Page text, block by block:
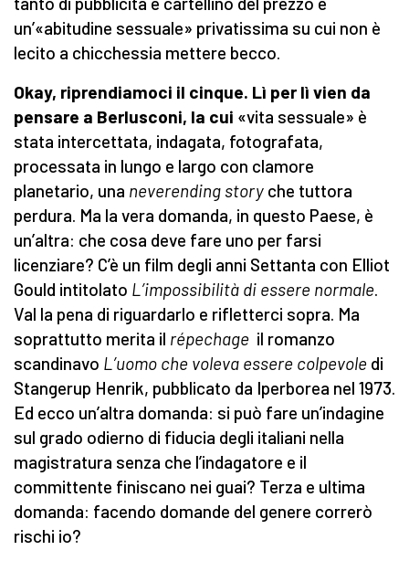
un’«abitudine sessuale» privatissima su cui non è
lecito a chicchessia mettere becco.
Okay, riprendiamoci il cinque. Lì per lì vien da
pensare a Berlusconi, la cui «vita sessuale» è
stata intercettata, indagata, fotografata,
processata in lungo e largo con clamore
planetario, una neverending story che tuttora
perdura. Ma la vera domanda, in questo Paese, è
un’altra: che cosa deve fare uno per farsi
licenziare? C’è un film degli anni Settanta con Elliot
Gould intitolato L’impossibilità di essere normale.
Val la pena di riguardarlo e rifletterci sopra. Ma
soprattutto merita il répechage il romanzo
scandinavo L’uomo che voleva essere colpevole di
Stangerup Henrik, pubblicato da Iperborea nel 1973.
Ed ecco un’altra domanda: si può fare un’indagine
sul grado odierno di fiducia degli italiani nella
magistratura senza che l’indagatore e il
committente finiscano nei guai? Terza e ultima
domanda: facendo domande del genere correrò
rischi io?